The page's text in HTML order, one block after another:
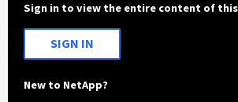
Sign in to view the entire content of
SIGN IN
New to NetApp?